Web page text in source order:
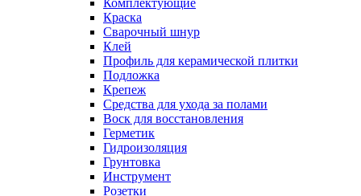
Краска
Сварочный шнур
Клей
Профиль для керамической плитки
Подложка
Крепеж
Средства для ухода за полами
Воск для восстановления
Герметик
Гидроизоляция
Грунтовка
Инструмент
Розетки